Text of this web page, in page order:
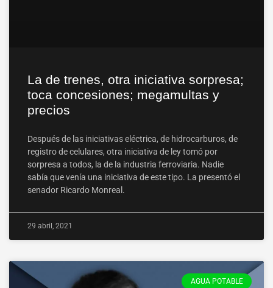
La de trenes, otra iniciativa sorpresa;
toca concesiones; megamultas y
precios
Después de las iniciativas eléctrica, de hidrocarburos, de
registro de celulares, otra iniciativa de ley tomó por
sorpresa a todos, la de la industria ferroviaria. Nadie
sabía que venía una iniciativa de este tipo. La presentó el
senador Ricardo Monreal.
29 abril, 2021
AGUA POTABLE